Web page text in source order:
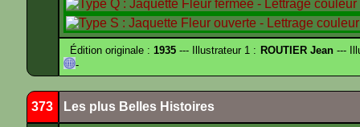
Édition originale :1935 --- Illustrateur 1 : ROUTIER Jean---
-
373 Les plus Belles Histoires